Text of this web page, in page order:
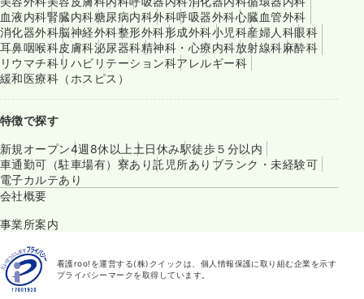
血液内科腎臓内科糖尿病内科外科呼吸器外科心臓血管外科
消化器外科脳神経外科整形外科形成外科小児科産婦人科眼科
耳鼻咽喉科皮膚科泌尿器科精神科・心療内科放射線科麻酔科
リウマチ科リハビリテーション科アレルギー科
緩和医療科（ホスピス）
特徴で探す
新規オープン4週8休以上 土日休み駅徒歩５分以内
車通勤可（駐車場有） 寮あり託児所あり ブランク・未経験可
電子カルテあり
会社概要
事業所案内
看護roo!を運営する(株)クイックは、個人情報保護に取り組む企業を示す
プライバシーマークを取得しています。